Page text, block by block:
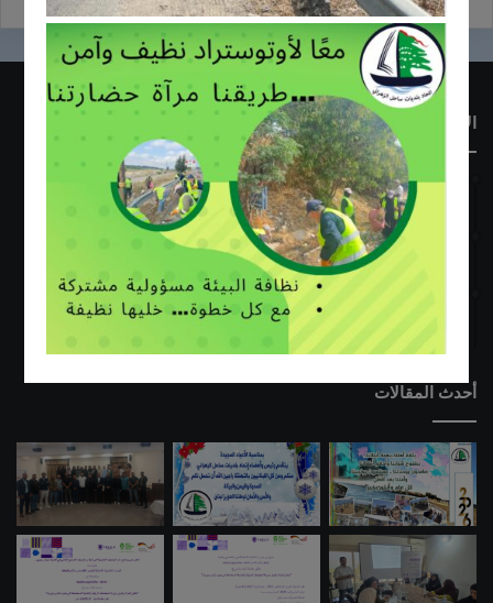
الأكثر قراءة
23/06/2018
إفتتاح معمل فرز النفايات في أبو الأسود الخرايب
09/10/2017
ندوة حول عملية قطاف وجودة الزيتون .. عصر وتخزين زيت الزيتون
طلاب مدرسة عدلون الرسمية يزورون مركز الفرز التابع لإتحاد بلديات
ساحل الزهراني
أحدث المقالات